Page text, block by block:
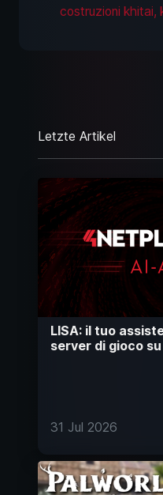
costruzioni khitai,
Letzte Artikel
LISA: il tuo
server di gioco
31 Jul 2026